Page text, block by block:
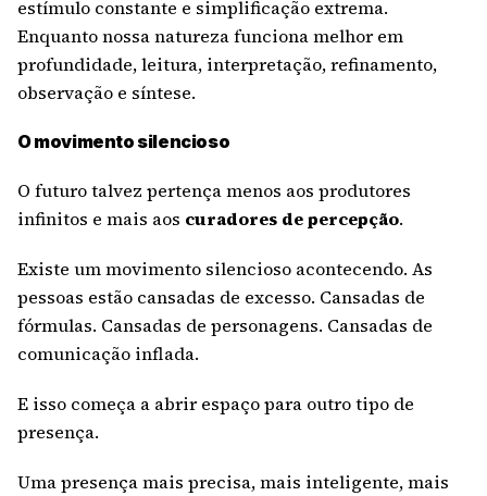
estímulo constante e simplificação extrema.
Enquanto nossa natureza funciona melhor em
profundidade, leitura, interpretação, refinamento,
observação e síntese.
O movimento silencioso
O futuro talvez pertença menos aos produtores
infinitos e mais aos curadores de percepção.
Existe um movimento silencioso acontecendo. As
pessoas estão cansadas de excesso. Cansadas de
fórmulas. Cansadas de personagens. Cansadas de
comunicação inflada.
E isso começa a abrir espaço para outro tipo de
presença.
Uma presença mais precisa, mais inteligente, mais